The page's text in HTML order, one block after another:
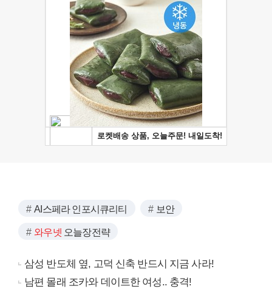
AI스페라 인포시큐리티 보안
와우넷 오늘장전략
삼성 반도체 옆, 고덕 신축 반드시 지금 사라!
남편 몰래 조카와 데이트한 여성.. 충격!